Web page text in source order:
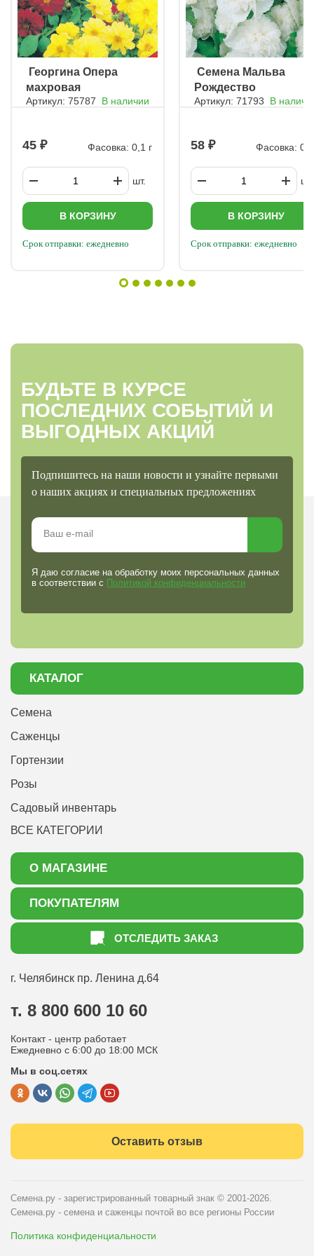
ㅤ Георгина Опера
махровая
Артикул: 75787 В наличии
45 Фасовка: 0,1 г
шт.
В КОРЗИНУ
Срок отправки: ежедневно
ㅤ Семена Мальва
Рождество
Артикул: 71793 В
58 Фасовка: 0,5
шт.
В КОРЗИНУ
Срок отправки: ежедневно
БУДЬТЕ В КУРСЕ
ПОСЛЕДНИХ СОБЫТИЙ И
ВЫГОДНЫХ АКЦИЙ
Подпишитесь на наши новости и узнайте первыми
о наших акциях и специальных предложениях
Я даю согласие на обработку моих персональных данных
в соответствии с Политикой конфиденциальности
КАТАЛОГ
Семена
Саженцы
Гортензии
Розы
Садовый инвентарь
ВСЕ КАТЕГОРИИ
О МАГАЗИНЕ
О нас
Акции
ПОКУПАТЕЛЯМ
Как оформить заказ
Статьи садоводу
Оптовым покупателям
Политика конфиденциальности
Публичная оферта
ОТСЛЕДИТЬ ЗАКАЗ
г. Челябинск пр. Ленина д.64
т. 8 800 600 10 60
Контакт - центр работает
Ежедневно с 6:00 до 18:00 МСК
Мы в соц.сетях
Оставить отзыв
Семена.ру - зарегистрированный товарный знак © 2001-2026.
Семена.ру - семена и саженцы почтой во все регионы России
Политика конфиденциальности